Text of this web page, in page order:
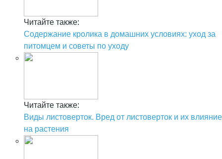
Читайте также:
Содержание кролика в домашних условиях: уход за
питомцем и советы по уходу
Читайте также:
Виды листоверток. Вред от листоверток и их влияние
на растения